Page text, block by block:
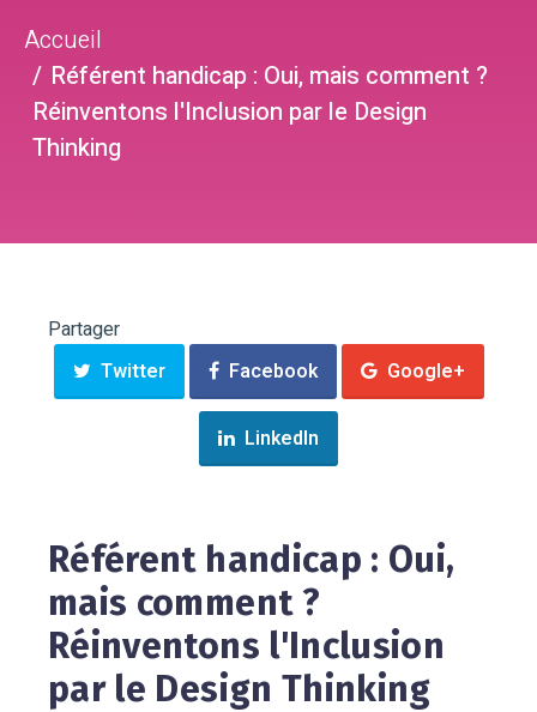
Accueil
Référent handicap : Oui, mais comment ?
Réinventons l'Inclusion par le Design
Thinking
Partager
Twitter
Facebook Google+
LinkedIn
Référent handicap : Oui,
mais comment ?
Réinventons l'Inclusion
par le Design Thinking